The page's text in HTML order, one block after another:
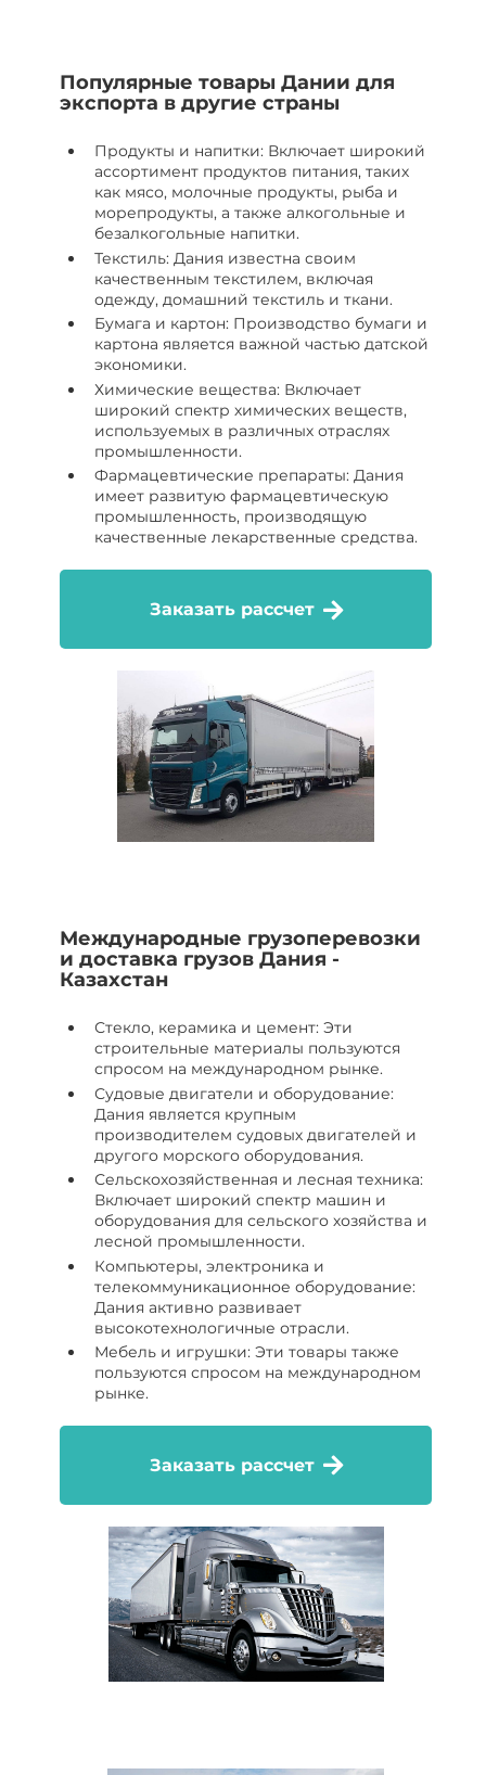
Популярные товары Дании для
экспорта в другие страны
Продукты и напитки: Включает широкий
ассортимент продуктов питания, таких
как мясо, молочные продукты, рыба и
морепродукты, а также алкогольные и
безалкогольные напитки.
Текстиль: Дания известна своим
качественным текстилем, включая
одежду, домашний текстиль и ткани.
Бумага и картон: Производство бумаги и
картона является важной частью датской
экономики.
Химические вещества: Включает
широкий спектр химических веществ,
используемых в различных отраслях
промышленности.
Фармацевтические препараты: Дания
имеет развитую фармацевтическую
промышленность, производящую
качественные лекарственные средства.
Заказать рассчет
Международные грузоперевозки
и доставка грузов Дания -
Казахстан
Стекло, керамика и цемент: Эти
строительные материалы пользуются
спросом на международном рынке.
Судовые двигатели и оборудование:
Дания является крупным
производителем судовых двигателей и
другого морского оборудования.
Сельскохозяйственная и лесная техника:
Включает широкий спектр машин и
оборудования для сельского хозяйства и
лесной промышленности.
Компьютеры, электроника и
телекоммуникационное оборудование:
Дания активно развивает
высокотехнологичные отрасли.
Мебель и игрушки: Эти товары также
пользуются спросом на международном
рынке.
Заказать рассчет